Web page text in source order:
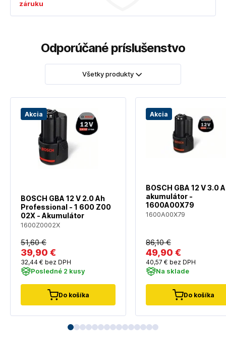
záruku
Odporúčané príslušenstvo
Všetky produkty
Akcia
BOSCH GBA 12 V 2.0 Ah
Professional - 1 600 Z00
02X - Akumulátor
1600Z0002X
51,60 €
39,90 €
32,44 € bez DPH
Posledné 2 kusy
Do košíka
Akcia
BOSCH GBA 12 V 3.0
akumulátor -
1600A00X79
1600A00X79
86,10 €
49,90 €
40,57 € bez DPH
Na sklade
Do košíka